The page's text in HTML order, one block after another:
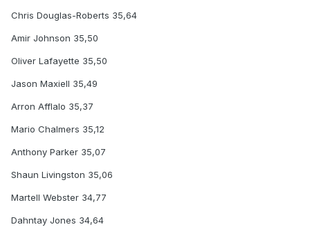
Chris Douglas-Roberts 35,64
Amir Johnson 35,50
Oliver Lafayette 35,50
Jason Maxiell 35,49
Arron Afflalo 35,37
Mario Chalmers 35,12
Anthony Parker 35,07
Shaun Livingston 35,06
Martell Webster 34,77
Dahntay Jones 34,64